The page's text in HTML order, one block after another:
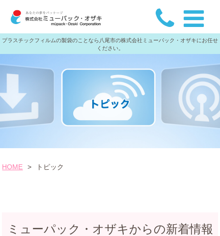
プラスチックフィルムの製袋のことなら八尾市の株式会社ミューパック・オザキにお任せ
ください。
HOME > トピック
ミューパック・オザキからの新着情報